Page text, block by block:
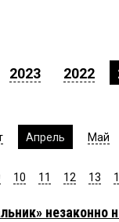
2023 2022
Апрель Май
10 11 12 13